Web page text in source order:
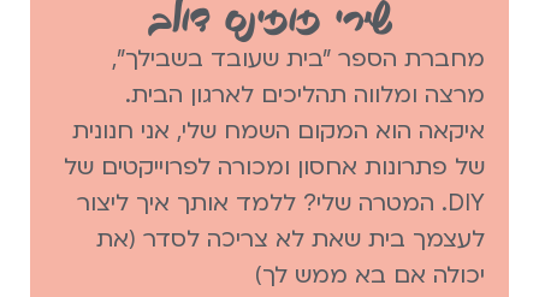
שירי פופינס דולב
מחברת הספר "בית שעובד בשבילך",
מרצה ומלווה תהליכים לארגון הבית.
איקאה הוא המקום השמח שלי, אני חנונית
של פתרונות אחסון ומכורה לפרוייקטים של
DIY. המטרה שלי? ללמד אותך איך ליצור
לעצמך בית שאת לא צריכה לסדר (את
יכולה אם בא ממש לך)